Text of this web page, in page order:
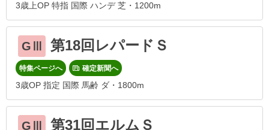
3歳上OP 特指 国際 ハンデ 芝・1200m
GⅢ 第18回レパードＳ
特集ページへ 確定新聞へ
3歳OP 指定 国際 馬齢 ダ・1800m
GⅢ 第31回エルムＳ